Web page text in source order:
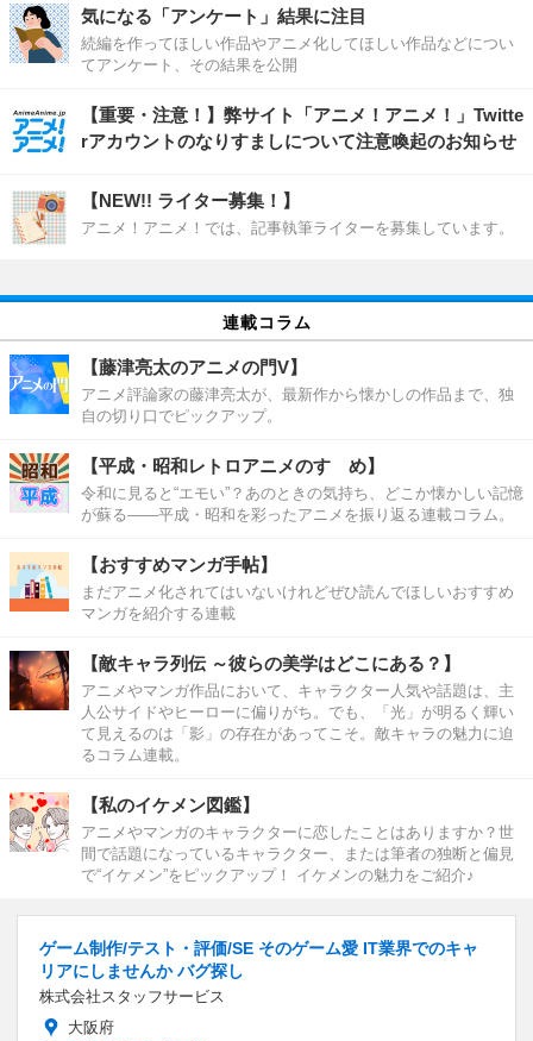
気になる「アンケート」結果に注目
続編を作ってほしい作品やアニメ化してほしい作品などについ
てアンケート、その結果を公開
【重要・注意！】弊サイト「アニメ！アニメ！」Twitte
rアカウントのなりすましについて注意喚起のお知らせ
【NEW!! ライター募集！】
アニメ！アニメ！では、記事執筆ライターを募集しています。
連載コラム
【藤津亮太のアニメの門V】
アニメ評論家の藤津亮太が、最新作から懐かしの作品まで、独
自の切り口でピックアップ。
【平成・昭和レトロアニメのすゝめ】
令和に見ると“エモい”？あのときの気持ち、どこか懐かしい記憶
が蘇る――平成・昭和を彩ったアニメを振り返る連載コラム。
【おすすめマンガ手帖】
まだアニメ化されてはいないけれどぜひ読んでほしいおすすめ
マンガを紹介する連載
【敵キャラ列伝 ～彼らの美学はどこにある？】
アニメやマンガ作品において、キャラクター人気や話題は、主
人公サイドやヒーローに偏りがち。でも、「光」が明るく輝い
て見えるのは「影」の存在があってこそ。敵キャラの魅力に迫
るコラム連載。
【私のイケメン図鑑】
アニメやマンガのキャラクターに恋したことはありますか？世
間で話題になっているキャラクター、または筆者の独断と偏見
で“イケメン”をピックアップ！ イケメンの魅力をご紹介♪
ゲーム制作/テスト・評価/SE そのゲーム愛 IT業界でのキャ
リアにしませんか バグ探し
株式会社スタッフサービス
大阪府